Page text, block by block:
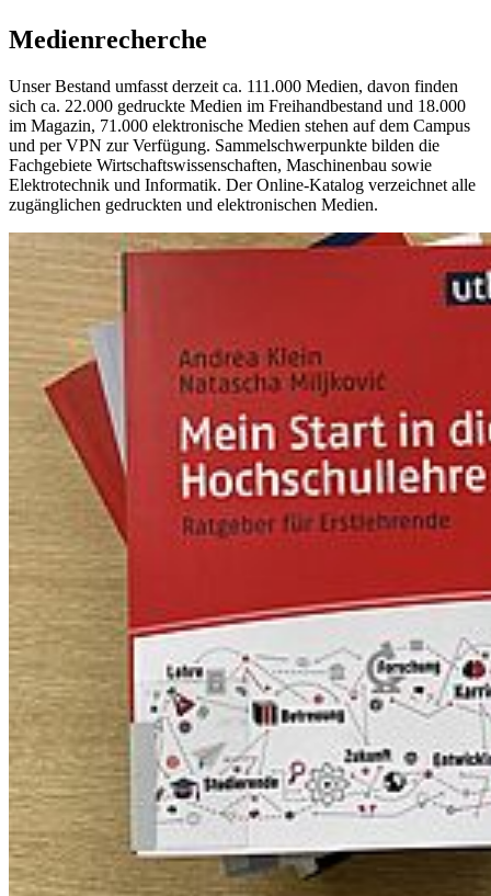
Me­di­en­re­cher­che
Unser Bestand umfasst derzeit ca. 111.000 Medien, davon finden
sich ca. 22.000 gedruckte Medien im Freihandbestand und 18.000
im Magazin, 71.000 elektronische Medien stehen auf dem Campus
und per VPN zur Verfügung. Sammelschwerpunkte bilden die
Fachgebiete Wirtschaftswissenschaften, Maschinenbau sowie
Elektrotechnik und Informatik. Der Online-Katalog verzeichnet alle
zugänglichen gedruckten und elektronischen Medien.